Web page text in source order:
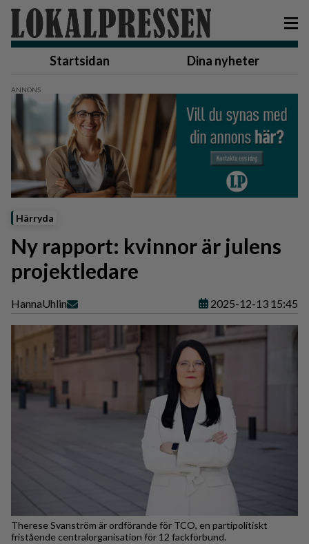
Startsidan Dina nyheter
Härryda
Ny rapport: kvinnor är julens
projektledare
HannaUhlin 2025-12-13 15:45
Therese Svanström är ordförande för TCO, en partipolitiskt
fristående centralorganisation för 12 fackförbund.